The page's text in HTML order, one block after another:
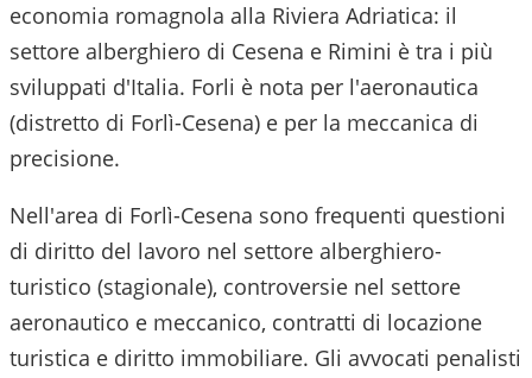
economia romagnola alla Riviera Adriatica: il
settore alberghiero di Cesena e Rimini è tra i più
sviluppati d'Italia. Forli è nota per l'aeronautica
(distretto di Forlì-Cesena) e per la meccanica di
precisione.
Nell'area di Forlì-Cesena sono frequenti questioni
di diritto del lavoro nel settore alberghiero-
turistico (stagionale), controversie nel settore
aeronautico e meccanico, contratti di locazione
turistica e diritto immobiliare. Gli avvocati penalisti